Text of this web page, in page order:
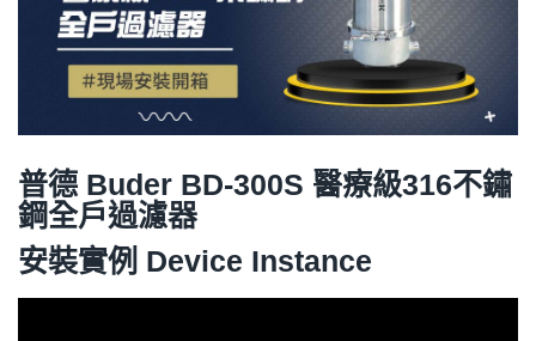
普德 Buder BD-300S 醫療級316不鏽
鋼全戶過濾器
安裝實例 Device Instance